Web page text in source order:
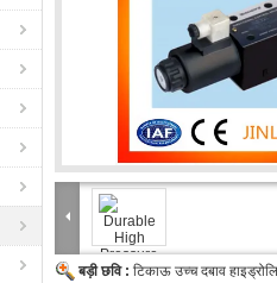
बड़ी छवि : टिकाऊ उच्च दबाव